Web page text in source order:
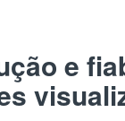
e